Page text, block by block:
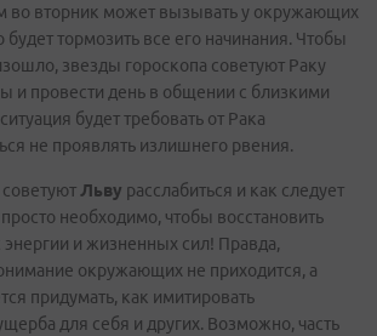
во вторник может вызывать у окружающих
будет тормозить все его начинания. Чтобы
звезды гороскопа советуют Раку
и провести день в общении с близкими
будет требовать от Рака
не проявлять излишнего рвения.
Льву расслабиться и как следует
просто необходимо, чтобы восстановить
и жизненных сил! Правда,
окружающих не приходится, а
придумать, как имитировать
для себя и других. Возможно, часть